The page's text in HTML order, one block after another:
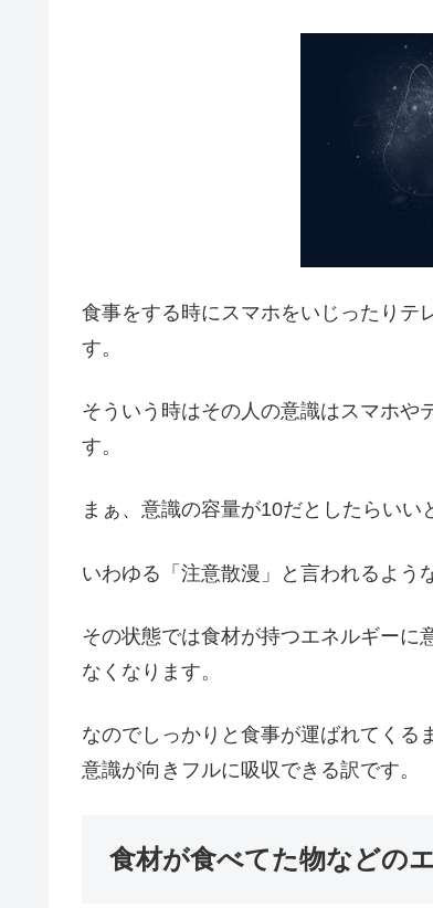
食事をする時にスマホをいじったりテ
す。
そういう時はその人の意識はスマホや
す。
まぁ、意識の容量が10だとしたらいい
いわゆる「注意散漫」と言われるよう
その状態では食材が持つエネルギーに
なくなります。
なのでしっかりと食事が運ばれてくる
意識が向きフルに吸収できる訳です。
食材が食べてた物などの